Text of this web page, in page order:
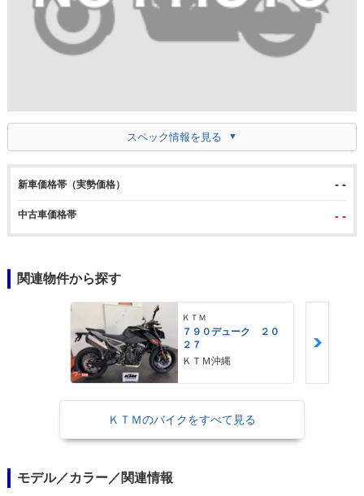
スペック情報を見る
新車価格帯（実勢価格） - -
中古車価格帯 - -
関連物件から探す
ＫＴＭ
７９０デューク ２０
２７
ＫＴＭ沖縄
ＫＴＭのバイクをすべて見る
モデル／カラー／関連情報